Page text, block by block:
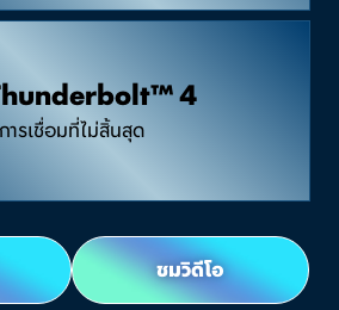
4
การเชื่อมที่ไม่สิ้นสุด
ชมวิดีโอ